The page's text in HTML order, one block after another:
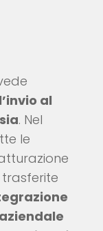
al
. Nel
le